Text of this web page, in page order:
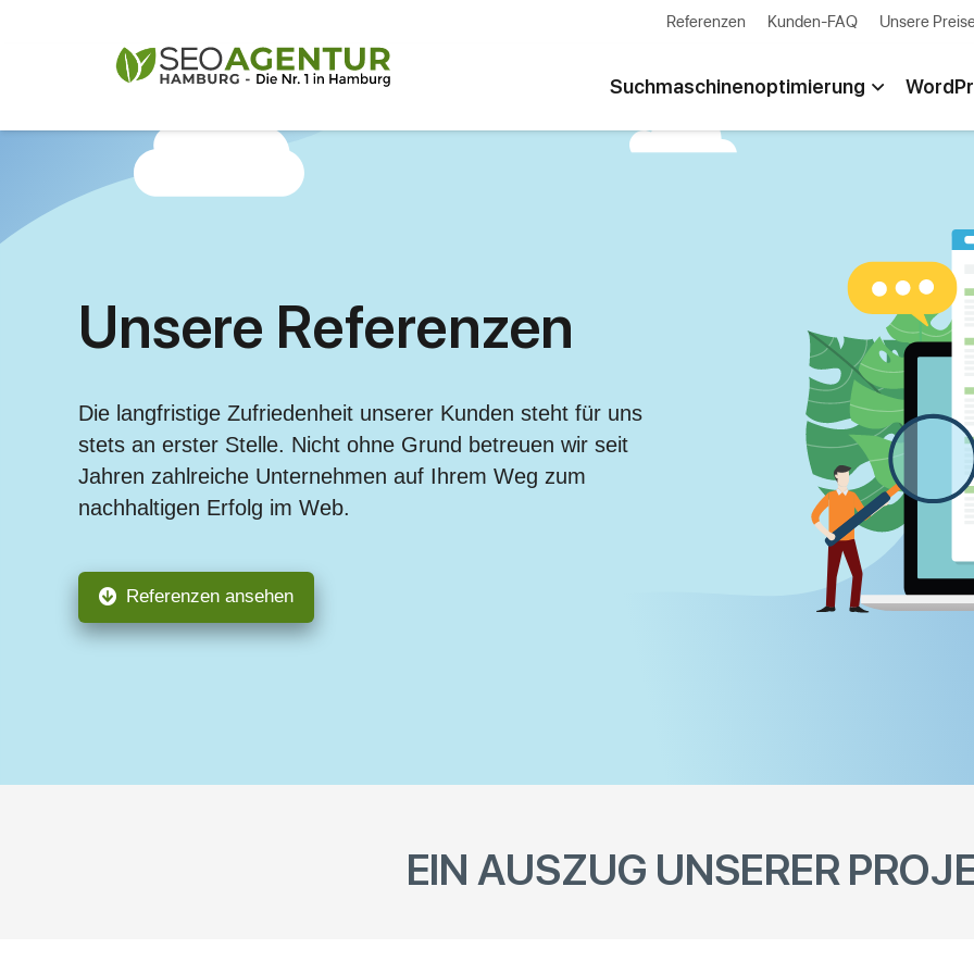
Referenzen Kunden-FAQ Unsere
Suchmaschinenoptimierung
Unsere Referenzen
Die langfristige Zufriedenheit unserer Kunden steht für uns
stets an erster Stelle. Nicht ohne Grund betreuen wir seit
Jahren zahlreiche Unternehmen auf Ihrem Weg zum
nachhaltigen Erfolg im Web.
Referenzen ansehen
EIN AUSZUG UNSERER